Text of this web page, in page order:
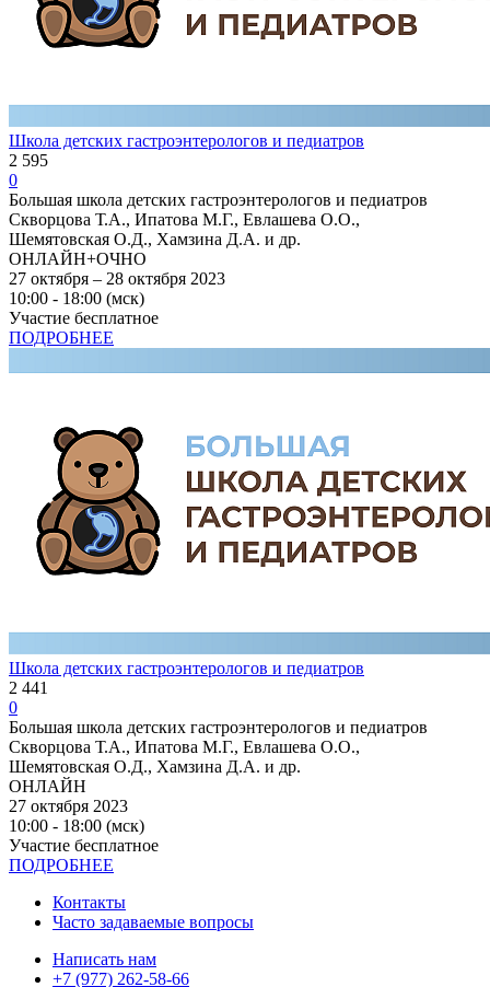
Школа детских гастроэнтерологов и педиатров
2 595
0
Большая школа детских гастроэнтерологов и педиатров
Скворцова Т.А., Ипатова М.Г., Евлашева О.О.,
Шемятовская О.Д., Хамзина Д.А. и др.
ОНЛАЙН+ОЧНО
27 октября – 28 октября 2023
10:00 - 18:00 (мск)
Участие бесплатное
ПОДРОБНЕЕ
Школа детских гастроэнтерологов и педиатров
2 441
0
Большая школа детских гастроэнтерологов и педиатров
Скворцова Т.А., Ипатова М.Г., Евлашева О.О.,
Шемятовская О.Д., Хамзина Д.А. и др.
ОНЛАЙН
27 октября 2023
10:00 - 18:00 (мск)
Участие бесплатное
ПОДРОБНЕЕ
Контакты
Часто задаваемые вопросы
Написать нам
+7 (977) 262-58-66